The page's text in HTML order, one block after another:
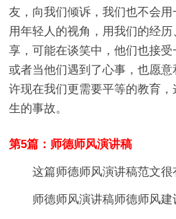
友，向我们倾诉，我们也不会用
用年轻人的视角，用我们的经
享，可能在谈笑中，他们也接受
或者当他们遇到了心事，也愿
许现在我们更需要平等的教育
生的事故。
第5篇：师德师风演讲稿
这篇师德师风演讲稿范文很
师德师风演讲稿师德师风建